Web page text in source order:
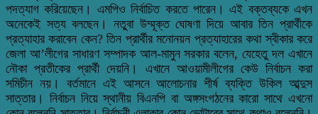
পদত্যাগ করিয়েছেন। এমপিও নির্বাচিত করতে পারেন। এই বক্তব্যকে এখন
অনেকেই সত্য বলছেন। নতুবা উম্মূক্ত ঘোষণা দিয়ে আবার তিন প্রার্থীকে
প্রত্যাহার করাবেন কেন? তিন প্রার্থীর মনোনয়ন প্রত্যাহারের কথা স্বীকার করে
জেলা আ’লীগের সাধারণ সম্পাদক আল-মামুন সরকার বলেন, যেহেতু দল এখানে
নৌকা প্রতীকের প্রার্থী দেয়নি। এখানে আওয়ামীলীগের কেউ নির্বাচন করা
সমিচীন নয়। বর্তমানে এই আসনে আলোচনার শীর্ষ ব্যক্তি উকিল আব্দুস
সাত্তার। নির্বাচন নিয়ে স্থানীয় বিএনপি বা অঙ্গসংগঠনের কারো সাথে এখনো